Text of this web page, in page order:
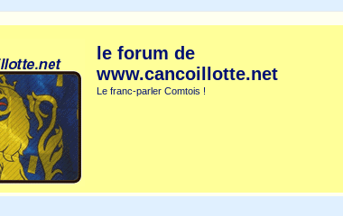
le forum de
www.cancoillotte.net
Le franc-parler Comtois !